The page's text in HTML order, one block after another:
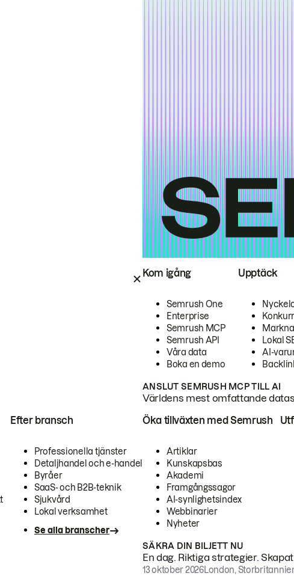
Kom igång
Semrush One
Enterprise
Semrush MCP
Semrush API
Våra data
Boka en demo
Upptäck
Lokal
AI-
ANSLUT SEMRUSH MCP TILL AI
Världens mest omfattande
Efter bransch
Professionella tjänster
Detaljhandel och e-handel
Byråer
SaaS- och B2B-teknik
Sjukvård
Lokal verksamhet
Se alla branscher
Öka tillväxten med Semrush
Artiklar
Kunskapsbas
Akademi
Framgångssagor
AI-synlighetsindex
Webbinarier
Nyheter
SÄKRA DIN BILJETT NU
En dag. Riktiga strategier.
13 oktober 2026London,